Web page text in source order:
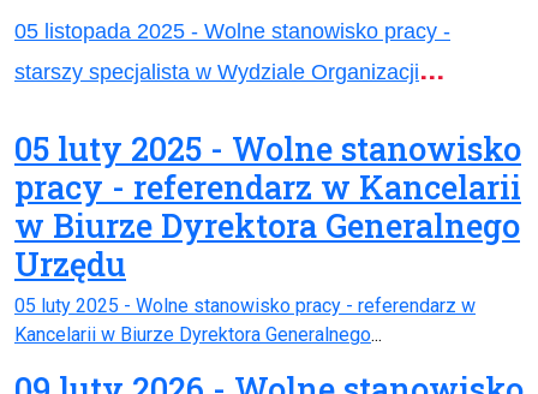
05 listopada 2025 - Wolne stanowisko pracy -
starszy specjalista w Wydziale Organizacji...
05 luty 2025 - Wolne stanowisko
pracy - referendarz w Kancelarii
w Biurze Dyrektora Generalnego
Urzędu
05 luty 2025 - Wolne stanowisko pracy - referendarz w
Kancelarii w Biurze Dyrektora Generalnego...